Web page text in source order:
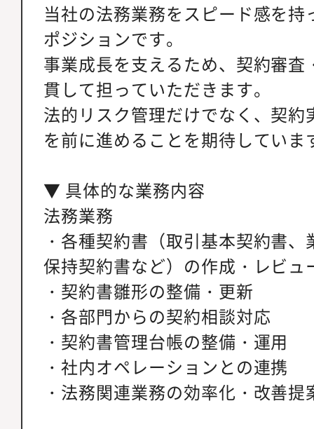
当社の法務業務をスピード感を
ポジションです。
事業成長を支えるため、契約審
貫して担っていただきます。
法的リスク管理だけでなく、契
を前に進めることを期待していま
▼ 具体的な業務内容
法務業務
・各種契約書（取引基本契約書
保持契約書など）の作成・レビュ
・契約書雛形の整備・更新
・各部門からの契約相談対応
・契約書管理台帳の整備・運用
・社内オペレーションとの連携
・法務関連業務の効率化・改善提